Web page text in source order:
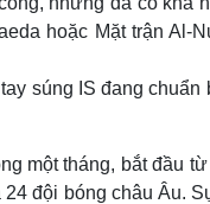
hoặc Mặt trận Al-
súng IS đang chuẩn
một tháng, bắt đầu
đội bóng châu Âu.